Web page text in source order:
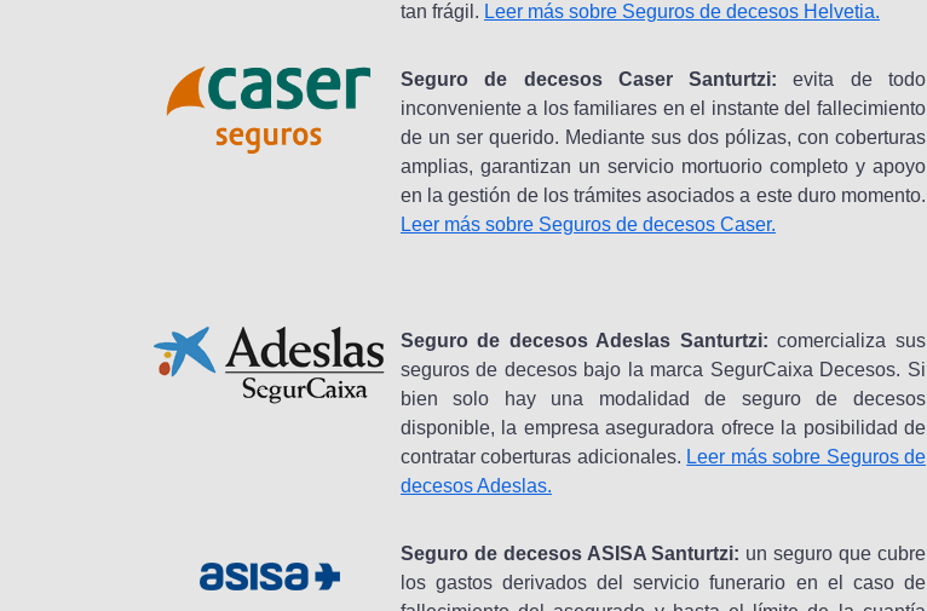
tan frágil. Leer más sobre Seguros de decesos Helvetia.
Seguro de decesos Caser Santurtzi: evita de todo
inconveniente a los familiares en el instante del fallecimiento
de un ser querido. Mediante sus dos pólizas, con coberturas
amplias, garantizan un servicio mortuorio completo y apoyo
en la gestión de los trámites asociados a este duro momento.
Leer más sobre Seguros de decesos Caser.
Seguro de decesos Adeslas Santurtzi: comercializa sus
seguros de decesos bajo la marca SegurCaixa Decesos. Si
bien solo hay una modalidad de seguro de decesos
disponible, la empresa aseguradora ofrece la posibilidad de
contratar coberturas adicionales. Leer más sobre Seguros de
decesos Adeslas.
Seguro de decesos ASISA Santurtzi: un seguro que cubre
los gastos derivados del servicio funerario en el caso de